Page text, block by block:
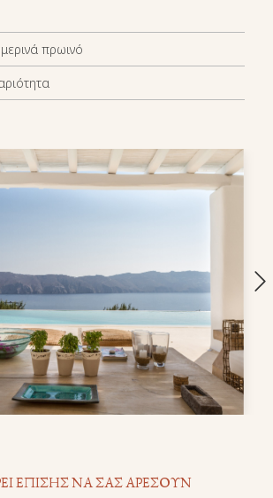
πρωινό
ΕΠΙΣΗΣ ΝΑ ΣΑΣ ΑΡΕΣΟΥΝ